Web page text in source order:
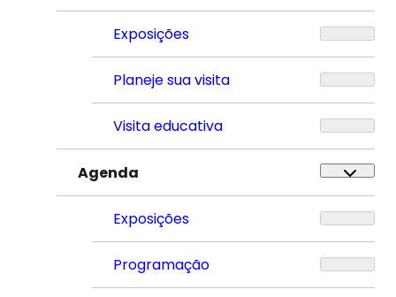
Exposições
Planeje sua visita
Visita educativa
Agenda
Exposições
Programação